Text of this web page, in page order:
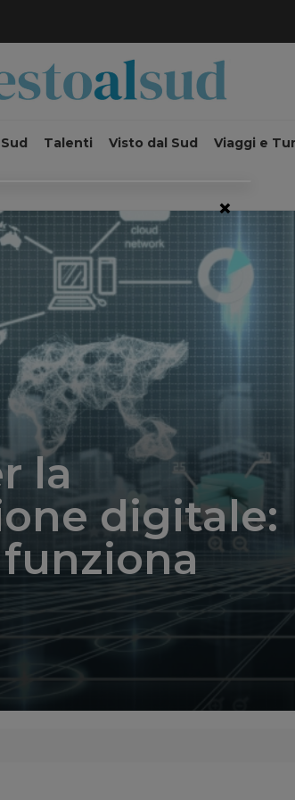
Talenti Visto dal Sud Viaggi e
la
digitale:
×